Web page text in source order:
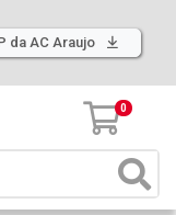
da AC Araujo
0